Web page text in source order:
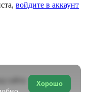
войдите в аккаунт
сайта
Хорошо